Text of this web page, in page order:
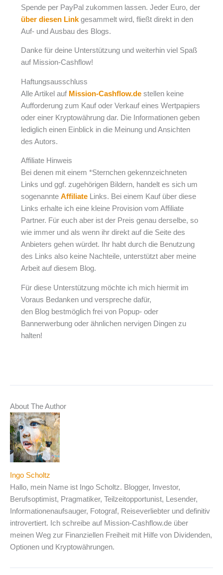
Spende per PayPal zukommen lassen. Jeder Euro, der
über diesen Linkgesammelt wird, fließt direkt in den
Auf- und Ausbau des Blogs.
Danke für deine Unterstützung und weiterhin viel Spaß
auf Mission-Cashflow!
Haftungsausschluss
Alle Artikel auf Mission-Cashflow.destellen keine
Aufforderung zum Kauf oder Verkauf eines Wertpapiers
oder einer Kryptowährung dar. Die Informationen geben
lediglich einen Einblick in die Meinung und Ansichten
des Autors.
Affiliate Hinweis
Bei denen mit einem *Sternchen gekennzeichneten
Links und ggf. zugehörigen Bildern, handelt es sich um
sogenannte AffiliateLinks. Bei einem Kauf über diese
Links erhalte ich eine kleine Provision vom Affiliate
Partner. Für euch aber ist der Preis genau derselbe, so
wie immer und als wenn ihr direkt auf die Seite des
Anbieters gehen würdet. Ihr habt durch die Benutzung
des Links also keine Nachteile, unterstützt aber meine
Arbeit auf diesem Blog.
Für diese Unterstützung möchte ich mich hiermit im
Voraus Bedanken und verspreche dafür,
den Blog bestmöglich frei von Popup- oder
Bannerwerbung oder ähnlichen nervigen Dingen zu
halten!
About The Author
Ingo Scholtz
Hallo, mein Name ist Ingo Scholtz. Blogger, Investor,
Berufsoptimist, Pragmatiker, Teilzeitopportunist, Lesender,
Informationenaufsauger, Fotograf, Reiseverliebter und definitiv
introvertiert. Ich schreibe auf Mission-Cashflow.de über
meinen Weg zur Finanziellen Freiheit mit Hilfe von Dividenden,
Optionen und Kryptowährungen.